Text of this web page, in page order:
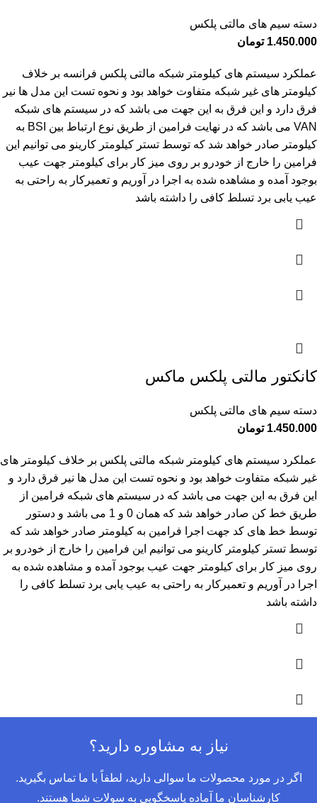
دسته سیم های مالتی پلکس
1.450.000 تومان
عملکرد سیستم های کیلومتر شبکه مالتی پلکس فرانسه بر خلاف
کیلومتر های غیر شبکه متفاوت خواهد بود و نحوه تست این مدل ها نیر
فرق دارد و این فرق به این جهت می باشد که در سیستم های شبکه
VAN می باشد که در نهایت فرامین از طریق نوع ارتباط بین BSI به
کیلومتر صادر خواهد شد که توسط تستر کیلومتر کارینو می توانیم این
فرامین را خارج از خودرو بر روی میز کار برای کیلومتر جهت عیب
بوجود آمده و مشاهده شده به اجرا در آوریم و تعمیرکار به راحتی به
عیب یابی برد تسلط کافی را داشته باشد
کانکتور مالتی پلکس ماکس
دسته سیم های مالتی پلکس
1.450.000 تومان
عملکرد سیستم های کیلومتر شبکه مالتی پلکس بر خلاف کیلومتر های
غیر شبکه متفاوت خواهد بود و نحوه تست این مدل ها نیر فرق دارد و
این فرق به این جهت می باشد که در سیستم های شبکه فرامین از
طریق خط کن صادر خواهد شد که همان 0 و 1 می باشد و دستور
توسط خط های کد جهت اجرا فرامین به کیلومتر صادر خواهد شد که
توسط تستر کیلومتر کارینو می توانیم این فرامین را خارج از خودرو بر
روی میز کار برای کیلومتر جهت عیب بوجود آمده و مشاهده شده به
اجرا در آوریم و تعمیرکار به راحتی به عیب یابی برد تسلط کافی را
داشته باشد
نیاز به مشاوره دارید؟
اگر در مورد محصولات ما سوالی دارید، لطفاً با ما تماس بگیرید.
کارشناسان ما آماده پاسخگویی به سولات شما هستند.